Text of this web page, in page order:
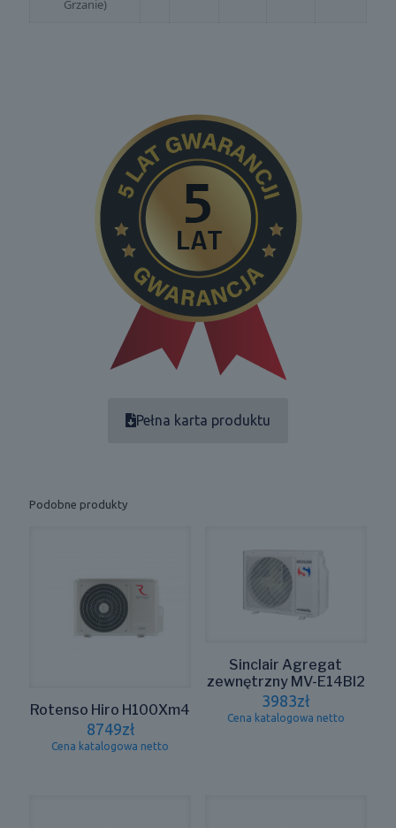
Grzanie)
Pełna karta produktu
Podobne produkty
Rotenso Hiro H100Xm4
8749zł
Cena katalogowa netto
Sinclair Agregat
zewnętrzny MV-E14BI2
3983zł
Cena katalogowa netto